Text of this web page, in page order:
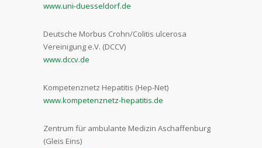
www.uni-duesseldorf.de
Deutsche Morbus Crohn/Colitis ulcerosa
Vereinigung e.V. (DCCV)
www.dccv.de
Kompetenznetz Hepatitis (Hep-Net)
www.kompetenznetz-hepatitis.de
Zentrum für ambulante Medizin Aschaffenburg
(Gleis Eins)